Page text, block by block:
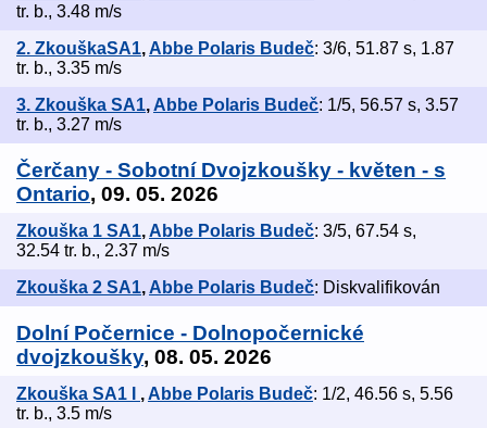
tr. b., 3.48 m/s
2. ZkouškaSA1,Abbe Polaris Budeč: 3/6, 51.87 s, 1.87
tr. b., 3.35 m/s
3. Zkouška SA1, Abbe Polaris Budeč: 1/5, 56.57 s, 3.57
tr. b., 3.27 m/s
Čerčany - Sobotní Dvojzkoušky - květen - s
Ontario, 09. 05. 2026
Zkouška 1 SA1,Abbe Polaris Budeč: 3/5, 67.54 s,
32.54 tr. b., 2.37 m/s
Zkouška 2 SA1, Abbe Polaris Budeč: Diskvalifikován
Dolní Počernice - Dolnopočernické
dvojzkoušky, 08. 05. 2026
Zkouška SA1 I ,Abbe Polaris Budeč: 1/2, 46.56 s, 5.56
tr. b., 3.5 m/s